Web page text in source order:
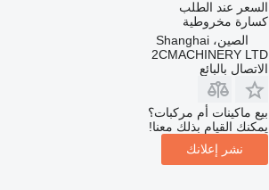
السعر عند الطلب
كسارة مخروطية
الصين، Shanghai
2CMACHINERY LTD
الاتصال بالبائع
بيع ماكينات أم مركبات؟
يمكنك القيام بذلك معنا!
نشر إعلانك